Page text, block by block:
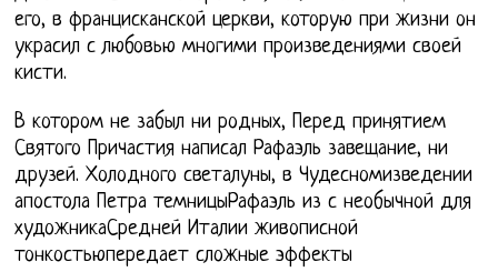
его, в францисканской церкви, которую при жизни он
украсил с любовью многими произведениями своей
кисти.
В котором не забыл ни родных, Перед принятием
Святого Причастия написал Рафаэль завещание, ни
друзей. Холодного светалуны, в Чудесномизведении
апостола Петра темницыРафаэль из с необычной для
художникаСредней Италии живописной
тонкостьюпередает сложные эффекты